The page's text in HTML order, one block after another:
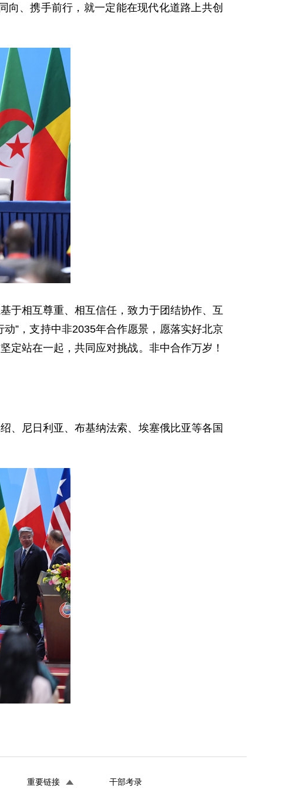
向、携手前行，就一定能在现代化道路上共创
于相互尊重、相互信任，致力于团结协作、互
”，支持中非2035年合作愿景，愿落实好北京
定站在一起，共同应对挑战。非中合作万岁！
、尼日利亚、布基纳法索、埃塞俄比亚等各国
重要链接 干部考录